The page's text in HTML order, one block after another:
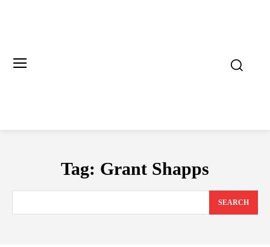
Tag: Grant Shapps
SEARCH